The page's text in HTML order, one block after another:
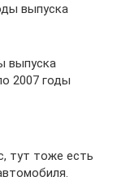
выпуска
выпуска
2007 годы
тут тоже есть